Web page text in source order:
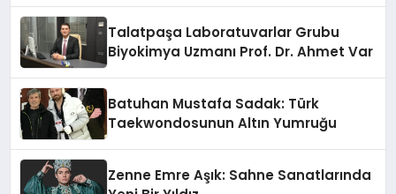
Talatpaşa Laboratuvarlar Grubu
Biyokimya Uzmanı Prof. Dr. Ahmet Var
Batuhan Mustafa Sadak: Türk
Taekwondosunun Altın Yumruğu
Zenne Emre Aşık: Sahne Sanatlarında